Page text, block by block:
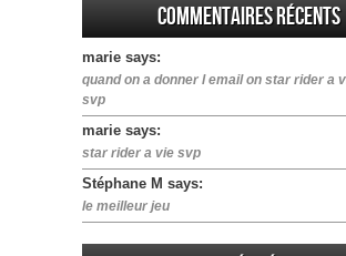
Commentaires récents
marie says:
quand on a donner l email on star rider a
svp
marie says:
star rider a vie svp
Stéphane M says:
le meilleur jeu